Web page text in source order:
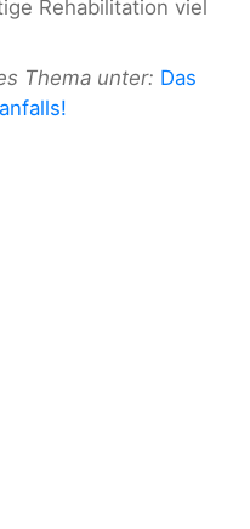
Rehabilitation viel
Thema unter: Das